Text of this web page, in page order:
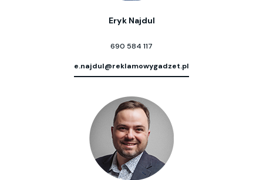
Eryk Najdul
690 584 117
e.najdul@reklamowygadzet.pl